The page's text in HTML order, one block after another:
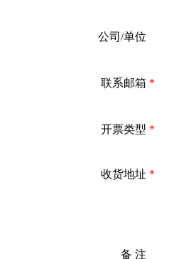
公司/单位
联系邮箱 *
开票类型 *
收货地址 *
备 注